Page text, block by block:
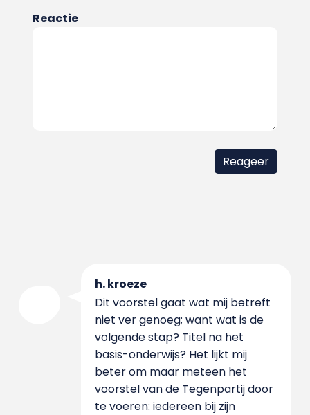
Reactie
h. kroeze
Dit voorstel gaat wat mij betreft
niet ver genoeg; want wat is de
volgende stap? Titel na het
basis-onderwijs? Het lijkt mij
beter om maar meteen het
voorstel van de Tegenpartij door
te voeren: iedereen bij zijn